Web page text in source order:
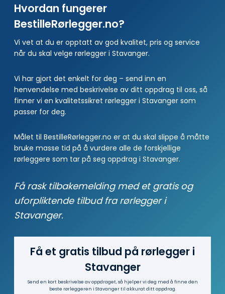
Hvordan fungerer
BestilleRørlegger.no?
Vi vet at du er opptatt av god kvalitet, pris og service
når du skal velge rørlegger i Stavanger.
Vi har gjort det enkelt for deg – send inn en
henvendelse med beskrivelse av ditt oppdrag til oss, så
finner vi en kvalitetssikret rørlegger i Stavanger som
passer for deg.
Målet til BestilleRørlegger.no er at du skal slippe å måtte
bruke masse tid på å vurdere alle de forskjellige
rørleggere som tar på seg oppdrag i Stavanger.
Få rask tilbakemelding med et gratis og
uforpliktende tilbud fra rørlegger i
Stavanger.
Få et gratis tilbud på rørlegger i
Stavanger
Send en kort beskrivelse av oppdraget, så hjelper vi deg med å finne den
beste rørleggeren i Stavanger til akkurat ditt oppdrag.